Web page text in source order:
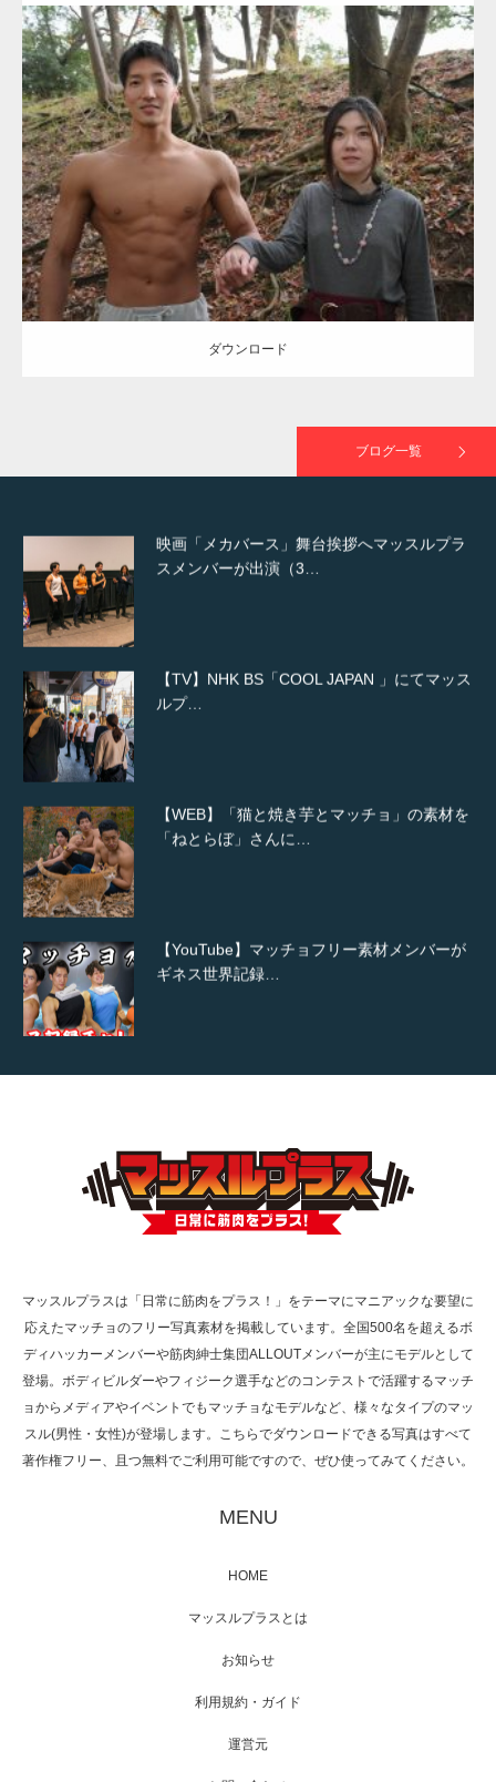
Update:2021.07.8
Category:公園のマッチョ その他 AKIHITO(細マッチョ) 大胸筋 腹筋
ダウンロード
ダウンロード
ブログ一覧
ラスが紹介されま…
TOKYO FMラジオ番組「ONE MORNING」
で紹介さ…
NHK「所さん！事件ですよ」に取材されまし
た（6/8放送）
スメンバーが出演（3…
ルプ…
「ねとらぼ」さんに…
ギネス世界記録…
【TV】TBS番組「ひるおび」にてマッスルプ
TOKYO FMラジオ番組「ONE MORNING」
で紹介さ…
た（6/8放送）
映画「メカバース」舞台挨拶へマッスルプラ
【TV】NHK BS「COOL JAPAN 」にてマッス
マッスルプラスは「日常に筋肉をプラス！」をテーマにマニアックな要望に
応えたマッチョのフリー写真素材を掲載しています。全国500名を超えるボ
ディハッカーメンバーや筋肉紳士集団ALLOUTメンバーが主にモデルとして
登場。ボディビルダーやフィジーク選手などのコンテストで活躍するマッチ
ョからメディアやイベントでもマッチョなモデルなど、様々なタイプのマッ
スル(男性・女性)が登場します。こちらでダウンロードできる写真はすべて
著作権フリー、且つ無料でご利用可能ですので、ぜひ使ってみてください。
MENU
HOME
マッスルプラスとは
お知らせ
利用規約・ガイド
運営元